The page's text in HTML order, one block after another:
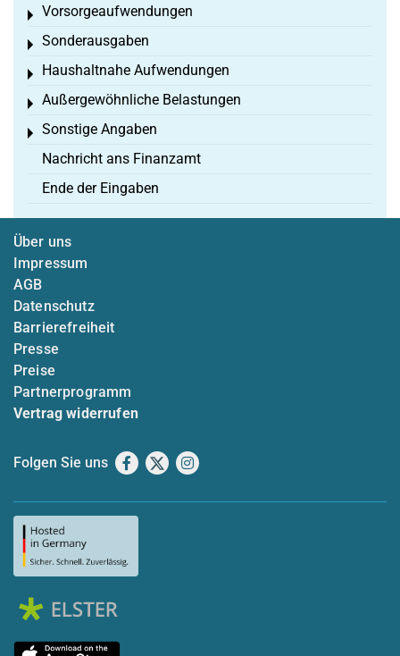
Vorsorgeaufwendungen
Toggle menu
Sonderausgaben
Toggle menu
Haushaltnahe Aufwendungen
Toggle menu
Außergewöhnliche Belastungen
Toggle menu
Sonstige Angaben
Toggle menu
Nachricht ans Finanzamt
Ende der Eingaben
Über uns
Impressum
AGB
Datenschutz
Barrierefreiheit
Presse
Preise
Partnerprogramm
Vertrag widerrufen
Folgen Sie uns Facebook
X Instagram